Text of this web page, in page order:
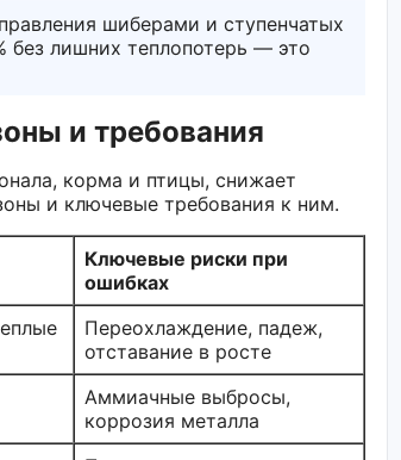
шиберами и ступенчатых
без лишних теплопотерь — это
и требования
корма и птицы, снижает
и ключевые требования к ним.
Ключевые риски при
ошибках
Переохлаждение, падеж,
отставание в росте
Аммиачные выбросы,
коррозия металла